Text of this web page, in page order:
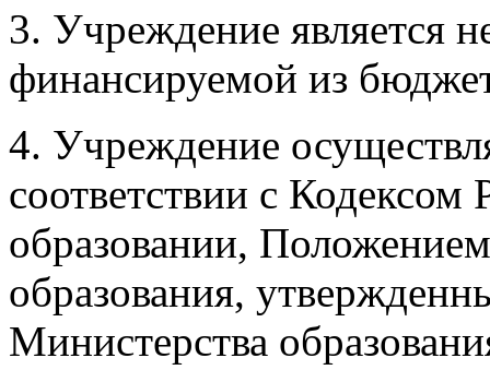
3. Учреждение является
финансируемой из
4. Учреждение
соответствии с Кодексом
образовании,
образования,
Министерства